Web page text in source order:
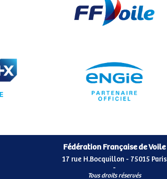
Fédération Française de Voile
17 rue H.Bocquillon - 75015 Paris
-
Tous droits réservés